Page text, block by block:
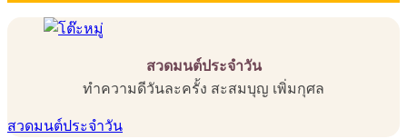
สวดมนต์ประจำวัน
ทำความดีวันละครั้ง สะสมบุญ เพิ่มกุศล
สวดมนต์ประจำวัน